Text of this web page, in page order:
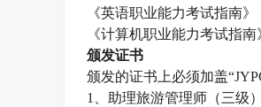
《英语职业能力考试指南》
《计算机职业能力考试指南
颁发证书
颁发的证书上必须加盖“
1
、助理旅游管理师（三级